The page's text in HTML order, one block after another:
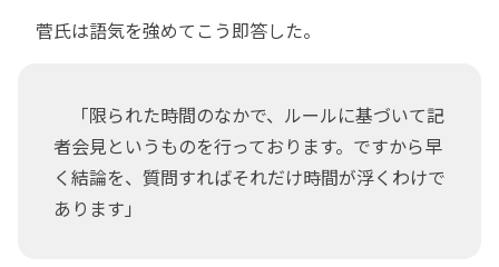
菅氏は語気を強めてこう即答した。
「限られた時間のなかで、ルールに基づいて記
者会見というものを行っております。ですから早
く結論を、質問すればそれだけ時間が浮くわけで
あります」